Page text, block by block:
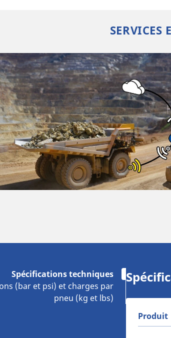
SERVICES
Spécifications techniques
(bar et psi) et charges par
pneu (kg et lbs)
Produit